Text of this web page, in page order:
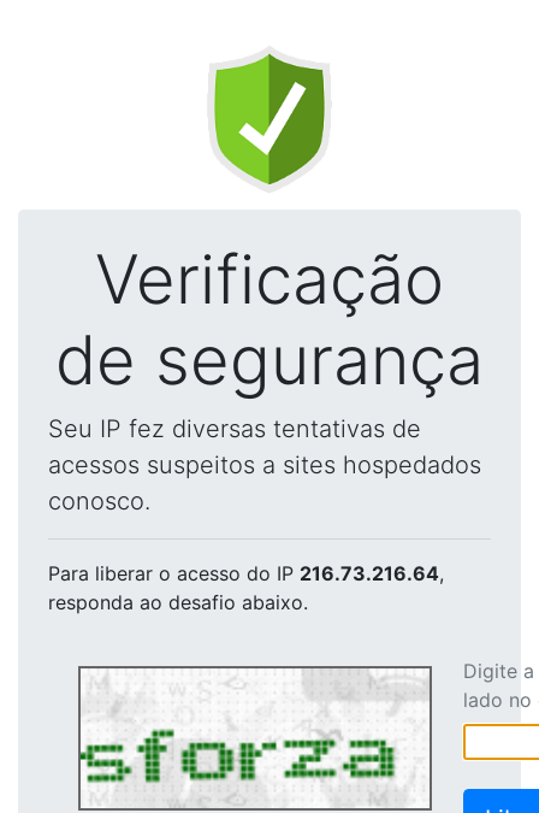
Verificação
de segurança
Seu IP fez diversas tentativas de
acessos suspeitos a sites hospedados
conosco.
Para liberar o acesso do IP 216.73.216.64,
responda ao desafio abaixo.
Digite
lado no